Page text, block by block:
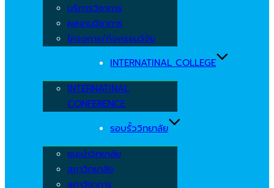
บริการวิชาการ
ผลงานวิชาการ
โครงการ/กิจกรรมวิจัย
INTERNATINAL COLLEGE
INTERNATINAL
CONFERENCE
รอบรั้ววิทยาลัย
แนะนำวิทยาลัย
สภาวิทยาลัย
สภาวิชาการ